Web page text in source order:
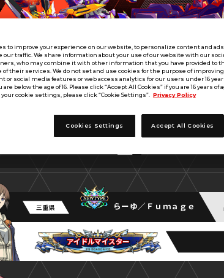
三重県 らーゆ／Ｆｕｍａｇｅ
アイドルマイスター
アイドルマイスター
アイドルマイスター
to improve your experience on our website, to personalize content and
our traffic. We share information about your use of our website with our
who may combine it with other information that you have provided to
of their services. We do not set and use cookies for the purpose of
or social media features or web access analytics for our users under 16 years
are below the age of 16. Please click “Accept All Cookies” if you are 16 years of
cookie settings, please click “Cookie Settings”. Privacy Policy
Cookies Settings Accept All Cookies